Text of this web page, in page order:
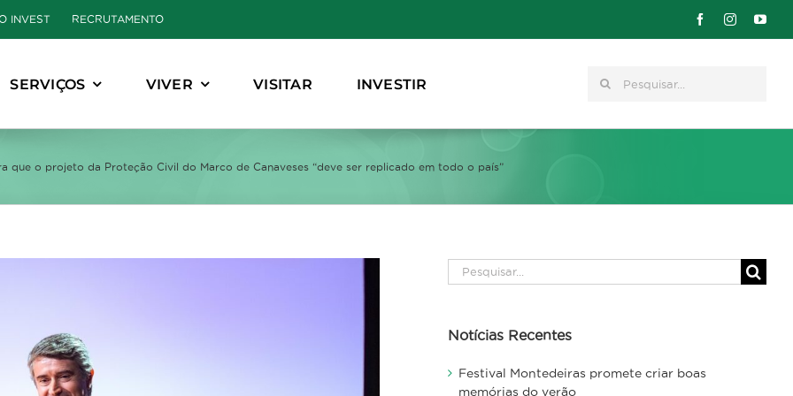
INVEST RECRUTAMENTO
SERVIÇOS VIVER VISITAR INVESTIR Pesquisar
que o projeto da Proteção Civil do Marco de Canaveses “deve ser replicado em todo o país”
Pesquisar
Notícias Recentes
Festival Montedeiras promete criar boas
memórias do verão